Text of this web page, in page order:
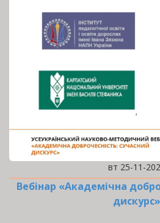
вт 25-11-
Вебінар «Академічна
дискурс»